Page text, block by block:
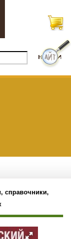
справочники,